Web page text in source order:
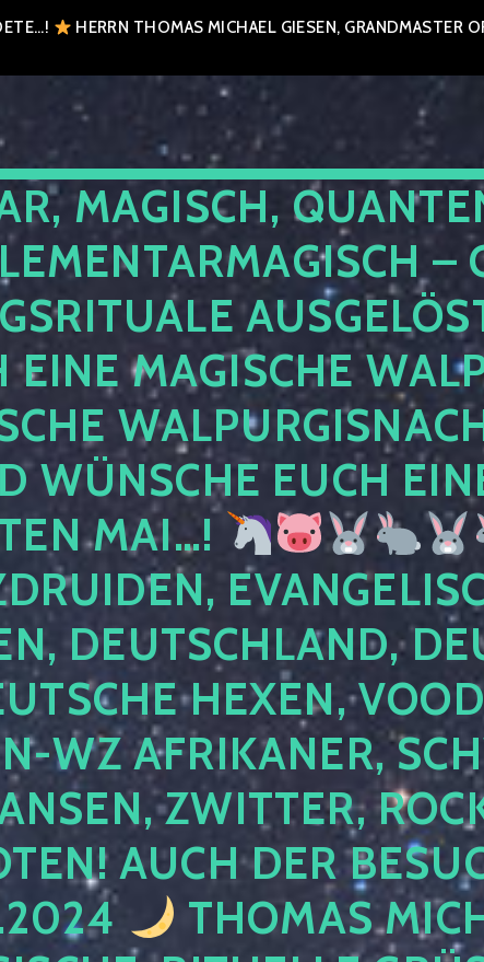
HERRN THOMAS MICHAEL GIESEN, GRANDMASTER
MAGISCH,
–
EINE MAGISCHE
WÜNSCHE EUCH
MAI…!
DEUTSCHLAND,
HEXEN,
WZ AFRIKANER,
ZWITTER,
AUCH DER
THOMAS